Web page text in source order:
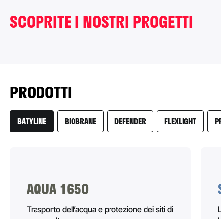
SCOPRITE I NOSTRI PROGETTI
One Sydney
Harbour con
PRODOTTI
BATYLINE BIOBRANE DEFENDER FLEXLIGHT
AQUA 1650
Trasporto dell’acqua e protezione dei siti di